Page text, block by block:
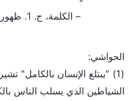
– الكلمة، ج. 1. ظهور الله وعمله. العمل والدخول (7)
الحواشي:
(1) "يبتلع الإنسان بالكامل"
الشياطين الذي يسلب الناس